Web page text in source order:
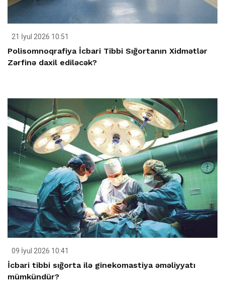
21 İyul 2026 10:51
Polisomnoqrafiya İcbari Tibbi Sığortanın Xidmətlər
Zərfinə daxil ediləcək?
09 İyul 2026 10:41
İcbari tibbi sığorta ilə ginekomastiya əməliyyatı
mümkündür?